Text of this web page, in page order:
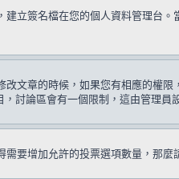
立簽名檔在您的個人資料管理台
文章的時候，如果您有相應的權
討論區會有一個限制，這由管理員
要增加允許的投票選項數量，那麼